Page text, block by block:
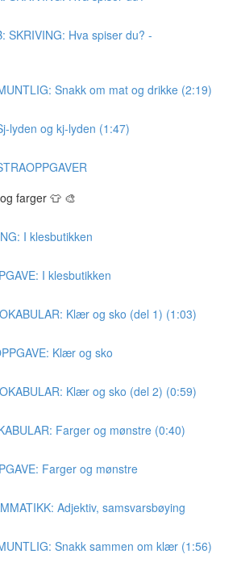
SKRIVING: Hva spiser du? -
Snakk om mat og drikke (2:19)
lyden og kj-lyden (1:47)
farger 👕 🎨
I klesbutikken
I klesbutikken
Klær og sko (del 1) (1:03)
Klær og sko
Klær og sko (del 2) (0:59)
Farger og mønstre (0:40)
Farger og mønstre
Adjektiv, samsvarsbøying
Snakk sammen om klær (1:56)